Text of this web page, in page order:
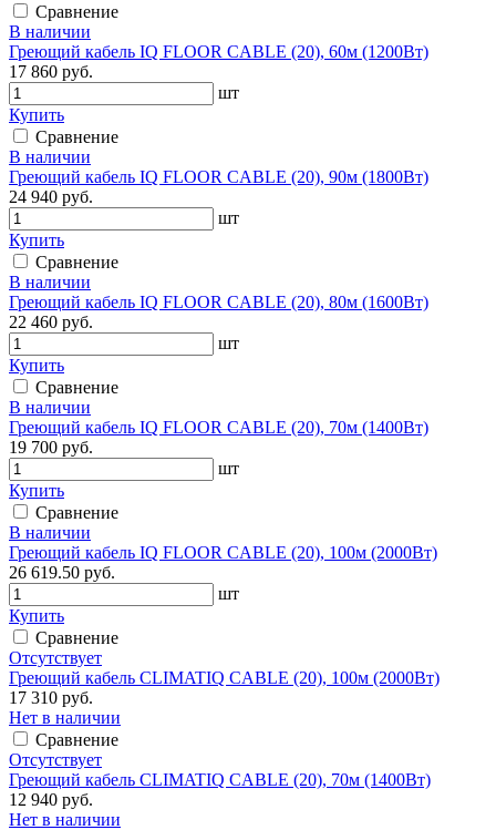
Сравнение
В наличии
Греющий кабель IQ FLOOR CABLE (20), 60м (1200Вт)
17 860 руб.
шт
Купить
Сравнение
В наличии
Греющий кабель IQ FLOOR CABLE (20), 90м (1800Вт)
24 940 руб.
шт
Купить
Сравнение
В наличии
Греющий кабель IQ FLOOR CABLE (20), 80м (1600Вт)
22 460 руб.
шт
Купить
Сравнение
В наличии
Греющий кабель IQ FLOOR CABLE (20), 70м (1400Вт)
19 700 руб.
шт
Купить
Сравнение
В наличии
Греющий кабель IQ FLOOR CABLE (20), 100м (2000Вт)
26 619.50 руб.
шт
Купить
Сравнение
Отсутствует
Греющий кабель CLIMATIQ CABLE (20), 100м (2000Вт)
17 310 руб.
Нет в наличии
Сравнение
Отсутствует
Греющий кабель CLIMATIQ CABLE (20), 70м (1400Вт)
12 940 руб.
Нет в наличии